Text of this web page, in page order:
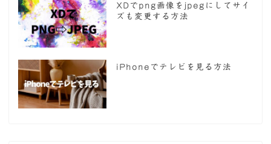
XDでpng画像をjpegにしてサイ
ズも変更する方法
iPhoneでテレビを見る方法